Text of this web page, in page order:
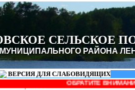
СЕЛЬСКОЕ
РАЙОНА
ВЕРСИЯ ДЛЯ СЛАБОВИДЯЩИХ
ОБРАТИТЕ ВНИМАНИЕ!